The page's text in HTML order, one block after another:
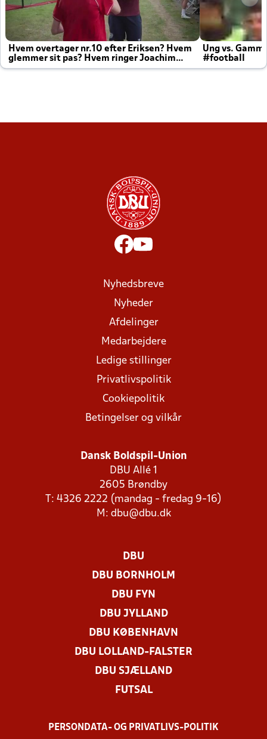
Hvem overtager nr.10 efter Eriksen? Hvem
glemmer sit pas? Hvem ringer Joachim
altid til efter kampe?
Ung vs.
#football
Nyhedsbreve
Nyheder
Afdelinger
Medarbejdere
Ledige stillinger
Privatlivspolitik
Cookiepolitik
Betingelser og vilkår
Dansk Boldspil-Union
DBU Allé 1
2605 Brøndby
T: 4326 2222 (mandag - fredag 9-16)
M: dbu@dbu.dk
DBU
DBU BORNHOLM
DBU FYN
DBU JYLLAND
DBU KØBENHAVN
DBU LOLLAND-FALSTER
DBU SJÆLLAND
FUTSAL
PERSONDATA- OG PRIVATLIVS-POLITIK